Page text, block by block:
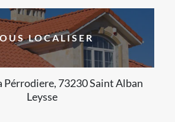
LOCALISER
Pérrodiere, 73230 Saint Alban
Leysse